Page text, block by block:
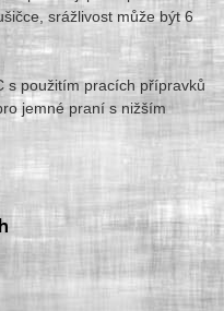
srážlivost může být 6
s použitím pracích přípravků
jemné praní s nižším